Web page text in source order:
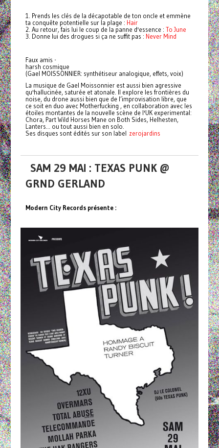
1. Prends les clés de la décapotable de ton oncle et emmène
ta conquête potentielle sur la plage : Hair
2. Au retour, fais lui le coup de la panne d'essence : To June
3. Donne lui des drogues si ça ne suffit pas : Never Mind
Faux amis -
harsh cosmique
(Gael MOISSONNIER: synthétiseur analogique, effets, voix)
La musique de Gael Moissonnier est aussi bien agressive
qu'hallucinée, saturée et atonale. Il explore les frontières du
noise, du drone aussi bien que de l’improvisation libre, que
ce soit en duo avec Motherfucking , en collaboration avec les
étoiles montantes de la nouvelle scène de l'UK experimental:
Chora, Part Wild Horses Mane on Both Sides, Helhesten,
Lanters... ou tout aussi bien en solo.
Ses disques sont édités sur son label zerojardins
SAM 29 MAI : TEXAS PUNK @
GRND GERLAND
Modern City Records présente :